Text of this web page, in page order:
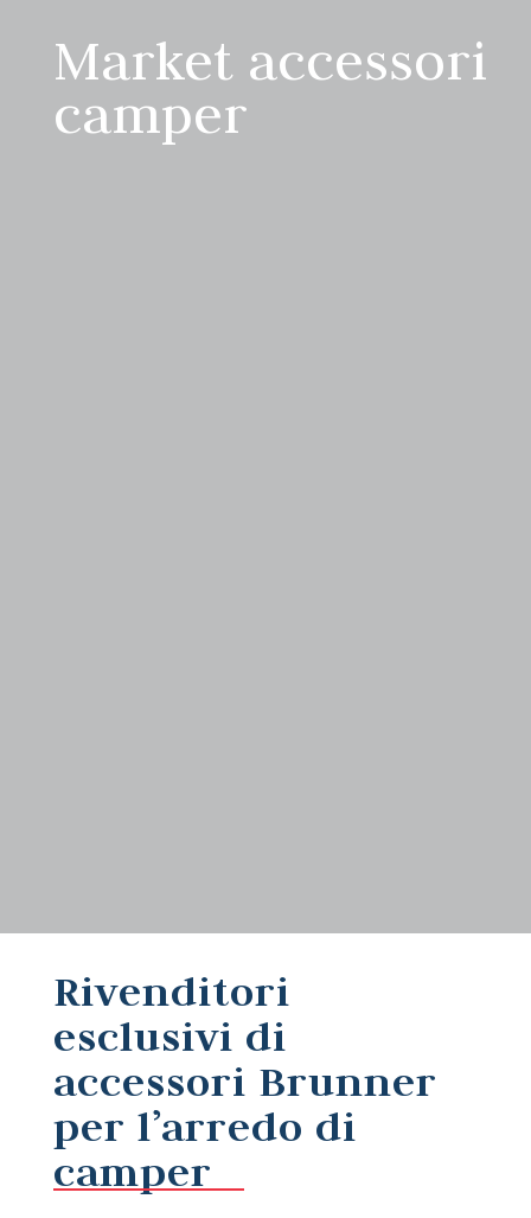
Market accessori
camper
Rivenditori
esclusivi di
accessori Brunner
per l’arredo di
camper